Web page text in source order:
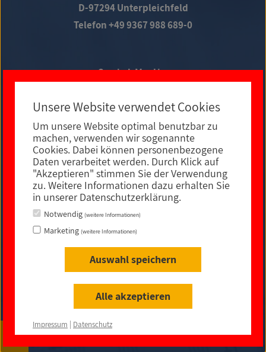
D-97294 Unterpleichfeld
Telefon +49 9367 988 689-0
Social Media
E-MAIL KONTAKT
© 2021
Unsere Website verwendet Cookies
Um unsere Website optimal benutzbar zu
machen, verwenden wir sogenannte
Cookies. Dabei können personenbezogene
Daten verarbeitet werden. Durch Klick auf
"Akzeptieren" stimmen Sie der Verwendung
zu. Weitere Informationen dazu erhalten Sie
in unserer Datenschutzerklärung.
Notwendig (weitere Informationen)
Marketing (weitere Informationen)
Auswahl speichern
Alle akzeptieren
Impressum Datenschutz